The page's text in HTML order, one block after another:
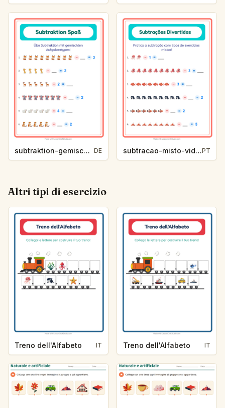
subtraktion-gemischt-zootiere-c973 DE subtracao-misto-vida-marinha-e86cPT
Altri tipi di esercizio
Treno dell'Alfabeto IT Treno dell'Alfabeto IT